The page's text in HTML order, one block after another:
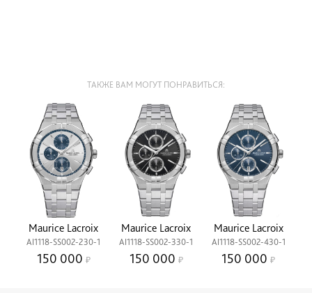
ТАКЖЕ ВАМ МОГУТ ПОНРАВИТЬСЯ:
Maurice Lacroix
AI1118-SS002-230-1
150 000
Maurice Lacroix
AI1118-SS002-330-1
150 000
Maurice Lacroix
AI1118-SS002-430-1
150 000